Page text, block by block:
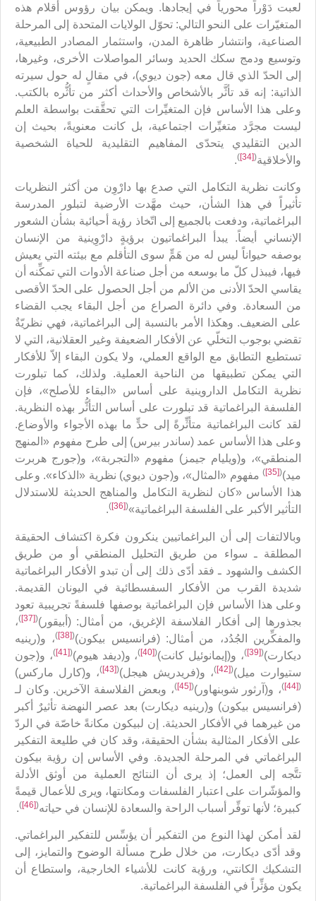
لعبت دَوْراً محورياً في إيجادها. ويمكن بيان رؤوس أقلام هذه
المتغيّرات على النحو التالي: تحوّل الولايات المتحدة إلى المرحلة
الصناعية، وانتشار ظاهرة المدن، واستثمار المصادر الطبيعية،
وتوسيع ودمج سكك الحديد وسائر المواصلات الأخرى، وغيرها،
إلى الحدّ الذي قال معه (جون ديوي)، في مقالٍ له حول سيرته
الذاتية: إنه قد تأثَّر بالأشخاص والأحداث أكثر من تأثُّره بالكتب.
وعلى هذا الأساس فإن المتغيِّرات التي تحقَّقت بواسطة العلم
ليست مجرَّد متغيِّرات اجتماعية، بل كانت معنويةً، بحيث إن
الدين التقليدي يتحدّى المفاهيم التقليدية للحياة الشخصية
والأخلاقية(
[34]
)
.
وكانت نظرية التكامل التي صدع بها دارْوِن من أكثر النظريات
تأثيراً في هذا الشأن، حيث مهَّدت الأرضية لتبلور المدرسة
البراغماتية، ودفعت بالجميع إلى اتّخاذ رؤية أحيائية بشأن الشعور
الإنساني أيضاً. يبدأ البراغماتيون برؤيةٍ دارْوِينية من الإنسان
بوصفه حيواناً ليس له من هَمٍّ سوى التأقلم مع بيئته التي يعيش
فيها، فيبذل كلّ ما بوسعه من أجل صناعة الأدوات التي تمكِّنه أن
يقاسي الحدّ الأدنى من الألم من أجل الحصول على الحدّ الأقصى
من السعادة. وفي دائرة الصراع من أجل البقاء يجب القضاء
على الضعيف. وهكذا الأمر بالنسبة إلى البراغماتية، فهي نظريّةٌ
تقضي بوجوب التخلّي عن الأفكار الضعيفة وغير العقلانية، التي لا
تستطيع التطابق مع الواقع العملي، ولا يكون البقاء إلاّ للأفكار
التي يمكن تطبيقها من الناحية العملية. ولذلك، كما تبلورت
نظرية التكامل الداروينية على أساس «البقاء للأصلح»، فإن
الفلسفة البراغماتية قد تبلورت على أساس التأثُّر بهذه النظرية.
لقد كانت البراغماتية متأثِّرةً إلى حدٍّ ما بهذه الأجواء والأوضاع.
وعلى هذا الأساس عمد (ساندر بيرس) إلى طرح مفهوم «المنهج
المنطقي»، و(ويليام جيمز) مفهوم «التجربة»، و(جورج هربرت
ميد)(
[35]
) مفهوم «المثال»، و(جون ديوي) نظرية «الذكاء». وعلى
هذا الأساس «كان لنظرية التكامل والمناهج الحديثة للاستدلال
التأثير الأكبر على الفلسفة البراغماتية»(
[36]
)
.
وبالالتفات إلى أن البراغماتيين ينكرون فكرة اكتشاف الحقيقة
المطلقة ـ سواء من طريق التحليل المنطقي أو من طريق
الكشف والشهود ـ فقد أدّى ذلك إلى أن تبدو الأفكار البراغماتية
شديدة القرب من الأفكار السفسطائية في اليونان القديمة.
وعلى هذا الأساس فإن البراغماتية بوصفها فلسفةً تجريبية تعود
بجذورها إلى أفكار الفلاسفة الإغريق، من أمثال: (أبيقور)(
[37]
)،
والمفكِّرين الجُدُد، من أمثال: (فرانسيس بيكون)(
[38]
)، و(رينيه
ديكارت)(
[39]
)، و(إيمانوئيل كانت)(
[40]
)، و(ديفد هيوم)(
[41]
)، و(جون
ستيوارت ميل)(
[42]
)، و(فريدريش هيجل)(
[43]
)، و(كارل ماركس)
(
[44]
)، و(آرثور شوبنهاور)(
[45]
)، وبعض الفلاسفة الآخرين. وكان لـ
(فرانسيس بيكون) و(رينيه ديكارت) بعد عصر النهضة تأثيرٌ أكبر
من غيرهما في الأفكار الحديثة. إن لبيكون مكانةً خاصّة في الردّ
على الأفكار المثالية بشأن الحقيقة، وقد كان في طليعة التفكير
البراغماتي في المرحلة الجديدة. وفي الأساس إن رؤية بيكون
تتَّجه إلى العمل؛ إذ يرى أن النتائج العملية من أوثق الأدلة
والمؤشّرات على اعتبار الفلسفات ومكانتها، ويرى للأعمال قيمةً
كبيرة؛ لأنها توفِّر أسباب الراحة والسعادة للإنسان في حياته(
[46]
)
.
لقد أمكن لهذا النوع من التفكير أن يؤسِّس للتفكير البراغماتي.
وقد أدّى ديكارت، من خلال طرح مسألة الوضوح والتمايز، إلى
التشكيك الكانتي، ورؤية كانت للأشياء الخارجية، واستطاع أن
يكون مؤثِّراً في الفلسفة البراغماتية.